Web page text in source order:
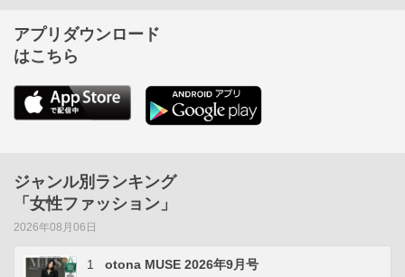
アプリダウンロード
はこちら
ジャンル別ランキング
「女性ファッション」
2026年08月06日
1 otona MUSE 2026年9月号